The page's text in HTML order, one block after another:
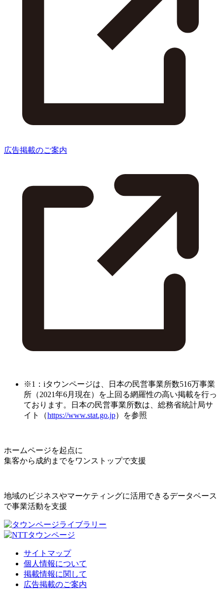
広告掲載のご案内
※1：iタウンページは、日本の民営事業所数516万事業
所（2021年6月現在）を上回る網羅性の高い掲載を行っ
ております。日本の民営事業所数は、総務省統計局サ
イト（https://www.stat.go.jp）を参照
ホームページを起点に
集客から成約までをワンストップで支援
地域のビジネスやマーケティングに活用できるデータベース
で事業活動を支援
サイトマップ
個人情報について
掲載情報に関して
広告掲載のご案内